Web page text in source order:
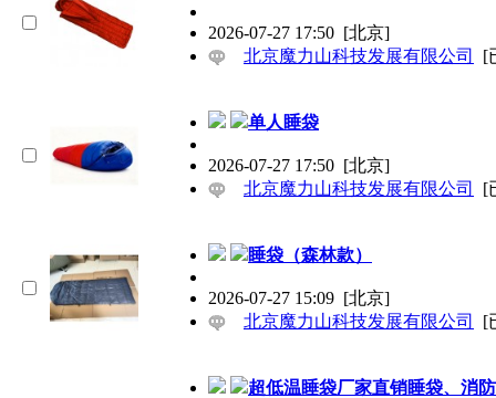
2026-07-27 17:50 [北京]
北京魔力山科技发展有限公司
[
单人睡袋
2026-07-27 17:50 [北京]
北京魔力山科技发展有限公司
[
睡袋（森林款）
2026-07-27 15:09 [北京]
北京魔力山科技发展有限公司
[
超低温睡袋厂家直销睡袋、消